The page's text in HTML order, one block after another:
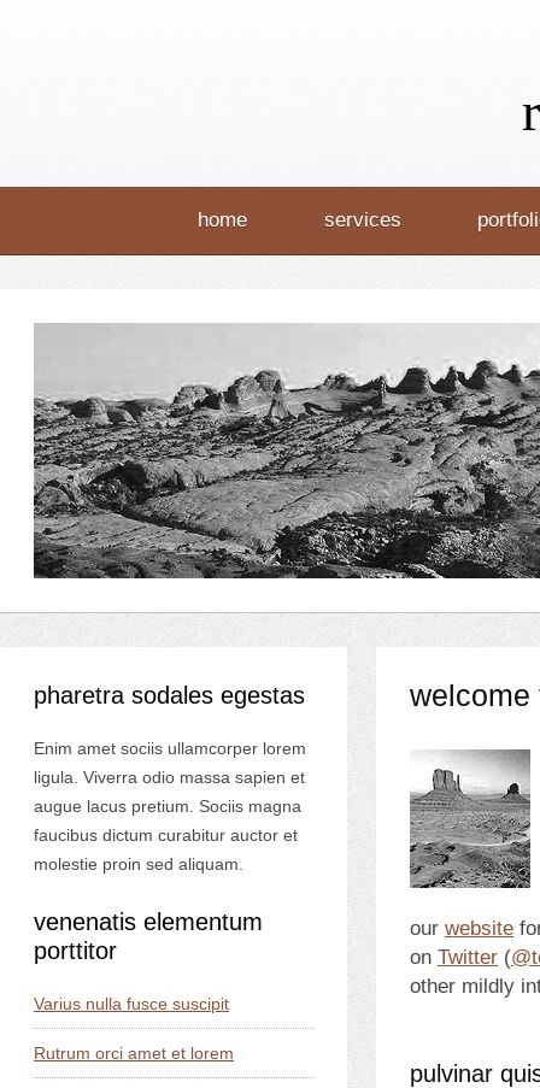
home services
pharetra sodales egestas
Enim amet sociis ullamcorper lorem
ligula. Viverra odio massa sapien et
augue lacus pretium. Sociis magna
faucibus dictum curabitur auctor et
molestie proin sed aliquam.
venenatis elementum
porttitor
Varius nulla fusce suscipit
Rutrum orci amet et lorem
welcome
our website
on Twitter (
other mildly
pulvinar